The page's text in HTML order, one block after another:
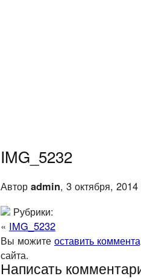
IMG_5232
Автор admin, 3 октября, 2014
Рубрики:
« IMG_5232
Вы можите оставить
сайта.
Написать